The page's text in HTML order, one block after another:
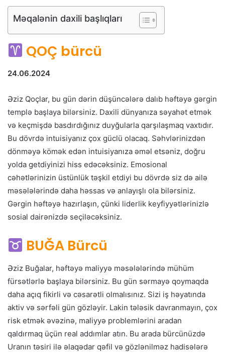
Məqalənin daxili başlıqları
QOÇ bürcü
24.06.2024
Əziz Qoçlar, bu gün dərin düşüncələrə dalıb həftəyə gərgin
templə başlaya bilərsiniz. Daxili dünyanıza səyahət etmək
və keçmişdə basdırdığınız duyğularla qarşılaşmaq vaxtıdır.
Bu dövrdə intuisiyanız çox güclü olacaq. Səhvlərinizdən
dönməyə kömək edən intuisiyanıza əməl etsəniz, doğru
yolda getdiyinizi hiss edəcəksiniz. Emosional
cəhətlərinizin üstünlük təşkil etdiyi bu dövrdə siz də ailə
məsələlərində daha həssas və anlayışlı ola bilərsiniz.
Gərgin həftəyə hazırlaşın, çünki liderlik keyfiyyətlərinizlə
sosial dairənizdə seçiləcəksiniz.
BUĞA Bürcü
Əziz Buğalar, həftəyə maliyyə məsələlərində mühüm
fürsətlərlə başlaya bilərsiniz. Bu gün sərmayə qoymaqda
daha açıq fikirli və cəsarətli olmalısınız. Sizi iş həyatında
aktiv və sərfəli gün gözləyir. Lakin tələsik davranmayın, çox
risk etmək əvəzinə, maliyyə problemlərini aradan
qaldırmaq üçün real addımlar atın. Bu arada bürcünüzdə
Uranın təsiri ilə əlaqədar qəfil və gözlənilməz hadisələrə